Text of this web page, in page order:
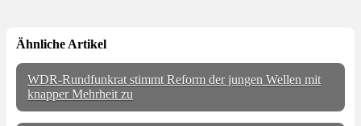
Ähnliche Artikel
WDR-Rundfunkrat stimmt Reform der jungen Wellen mit
knapper Mehrheit zu